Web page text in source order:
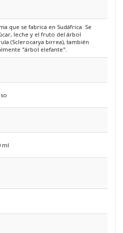
que se fabrica en Sudáfrica. Se
leche y el fruto del árbol
(Sclerocarya birrea), también
"árbol elefante".
ml